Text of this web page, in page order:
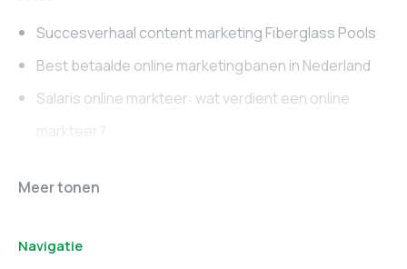
Succesverhaal content marketing Fiberglass Pools
Best betaalde online marketingbanen in Nederland
Salaris online markteer: wat verdient een online
markteer?
Online marketing
Marketing vacatures
Meer tonen
Navigatie